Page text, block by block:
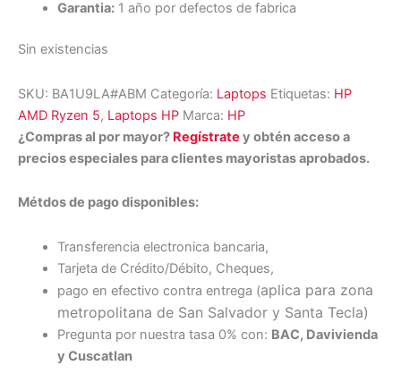
Garantia:1 año por defectos de fabrica
Sin existencias
SKU: BA1U9LA#ABM Categoría: Laptops Etiquetas: HP
AMD Ryzen 5, Laptops HP Marca: HP
¿Compras al por mayor? Regístrate y obtén acceso a
precios especiales para clientes mayoristas aprobados.
Métdos de pago disponibles:
Transferencia electronica bancaria,
Tarjeta de Crédito/Débito, Cheques,
pago en efectivo contra entrega (aplica para zona
metropolitana de San Salvador y Santa Tecla)
Pregunta por nuestra tasa 0% con: BAC, Davivienda
y Cuscatlan